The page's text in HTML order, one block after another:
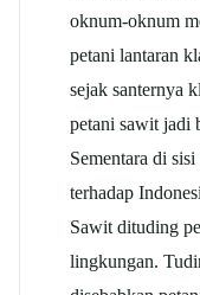
oknum-oknum
petani lantaran
sejak santernya
petani sawit jadi
Sementara di
terhadap
Sawit dituding
lingkungan.